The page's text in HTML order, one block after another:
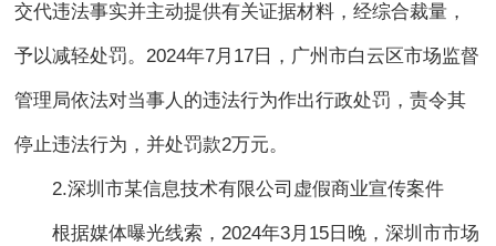
交代违法事实并主动提供有关证据材料，经综合裁量，
予以减轻处罚。2024年7月17日，广州市白云区市场监督
管理局依法对当事人的违法行为作出行政处罚，责令其
停止违法行为，并处罚款2万元。
2.深圳市某信息技术有限公司虚假商业宣传案件
根据媒体曝光线索，2024年3月15日晚，深圳市市场